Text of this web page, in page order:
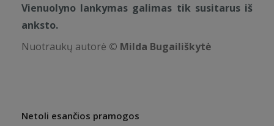
Vienuolyno lankymas galimas tik susitarus iš
anksto.
Nuotraukų autorė © Milda Bugailiškytė
Netoli esančios pramogos